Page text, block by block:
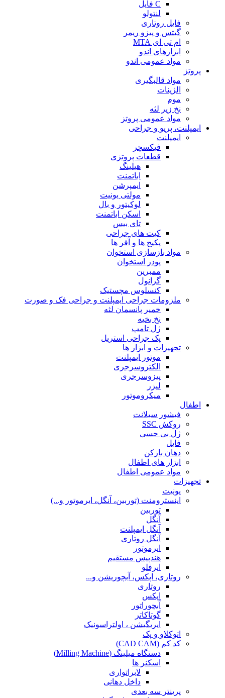
C فایل
لنتولو
فایل روتاری
گیتس و پیزو ریمر
ام تی ای MTA
ابزارهای اندو
مواد عمومی اندو
پروتز
مواد قالبگیری
الژینات
موم
نخ زیر لثه
مواد عمومی پروتز
ایمپلنت، پریو و جراحی
ایمپلنت
فیکسچر
قطعات پروتزی
هیلینگ
اباتمنت
ایمپرشن
مولتی یونیت
لوکیتور و بال
اسکن اباتمنت
تای بیس
کیت های جراحی
پکیج ها و آفر ها
مواد بازسازی استخوان
پودر استخوان
ممبرین
گرانول
کنسلوس مچستیک
ملزومات جراحی ایمپلنت و جراحی فک و صورت
خمیر پانسمان لثه
نخ بخیه
ژل تامپ
پک جراحی استریل
تجهیزات و ابزار ها
موتور ایمپلنت
الکتروسرجری
پیزوسرجری
لیزر
میکروموتور
اطفال
فیشور سیلانت
روکش SSC
ژل بی حسی
فایل
دهان بازکن
ابزار های اطفال
مواد عمومی اطفال
تجهیزات
یونیت
اینسترومنت (توربین، آنگل، ایرموتور و...)
توربین
آنگل
آنگل ایمپلنت
آنگل روتاری
ایرموتور
هندپیس مستقیم
ایرفلو
روتاری، اپکس، آبچوریشن و...
روتاری
اپکس
آبچوراتور
گوتاکاتر
ایریگیشن ، اولتراسونیک
اتوکلاو و پک
کد کم (CAD CAM)
دستگاه میلینگ (Milling Machine)
اسکنر ها
لابراتواری
داخل دهانی
پرینتر سه بعدی